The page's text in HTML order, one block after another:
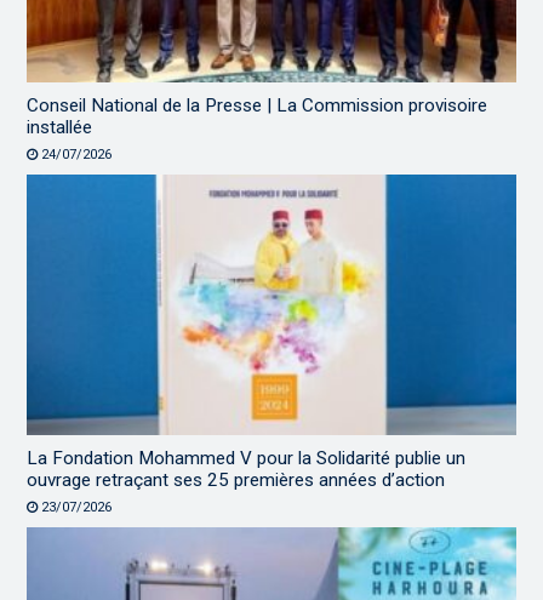
Conseil National de la Presse | La Commission provisoire
installée
24/07/2026
La Fondation Mohammed V pour la Solidarité publie un
ouvrage retraçant ses 25 premières années d’action
23/07/2026